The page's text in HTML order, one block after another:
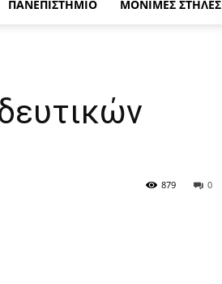
ΠΑΝΕΠΙΣΤΗΜΙΟ ΜΟΝΙΜΕΣ ΣΤΗΛΕΣ
0
879